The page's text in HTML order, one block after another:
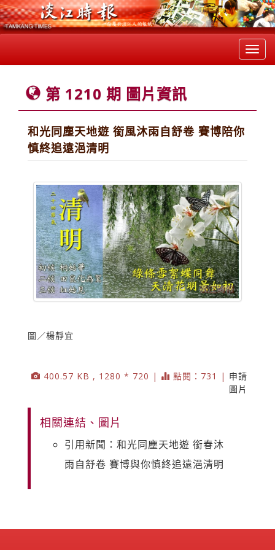
第 1210 期 圖片資訊
和光同塵天地遊 銜風沐雨自舒卷 賽博陪你
慎終追遠浥清明
圖／楊靜宜
400.57 KB , 1280 * 720 | 點閱：731 | 申請
圖片
相關連結、圖片
引用新聞：和光同塵天地遊 銜春沐
雨自舒卷 賽博與你慎終追遠浥清明